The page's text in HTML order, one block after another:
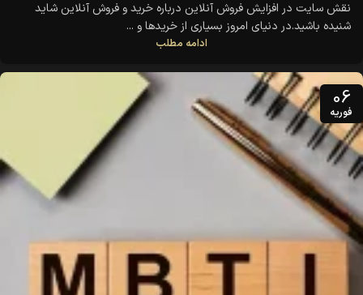
نقش سایت در افزایش فروش آنلاین درباره خرید و فروش آنلاین شاید
شنیده باشید.در دنیای امروز بسیاری از خریدها و ...
ادامه مطلب
06
فوریه